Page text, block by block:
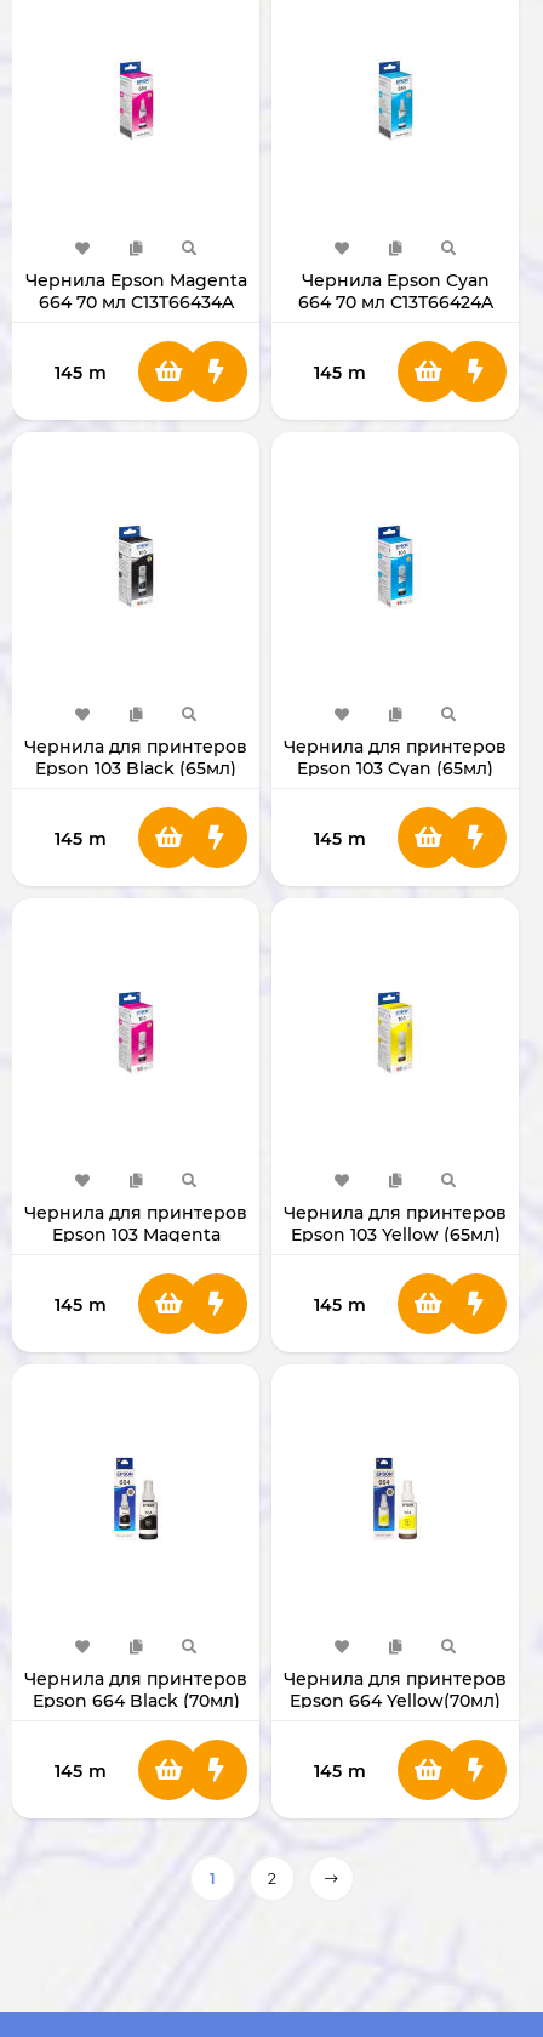
Чернила Epson Magenta
664 70 мл C13T66434A
145 m
Чернила Epson Cyan
664 70 мл C13T66424A
145 m
Чернила для принтеров
Epson 103 Black (65мл)
145 m
Чернила для принтеров
Epson 103 Cyan (65мл)
145 m
Чернила для принтеров
Epson 103 Magenta
145 m
Чернила для принтеров
Epson 103 Yellow (65мл)
145 m
Чернила для принтеров
Epson 664 Black (70мл)
145 m
Чернила для принтеров
Epson 664 Yellow(70мл)
145 m
1 2